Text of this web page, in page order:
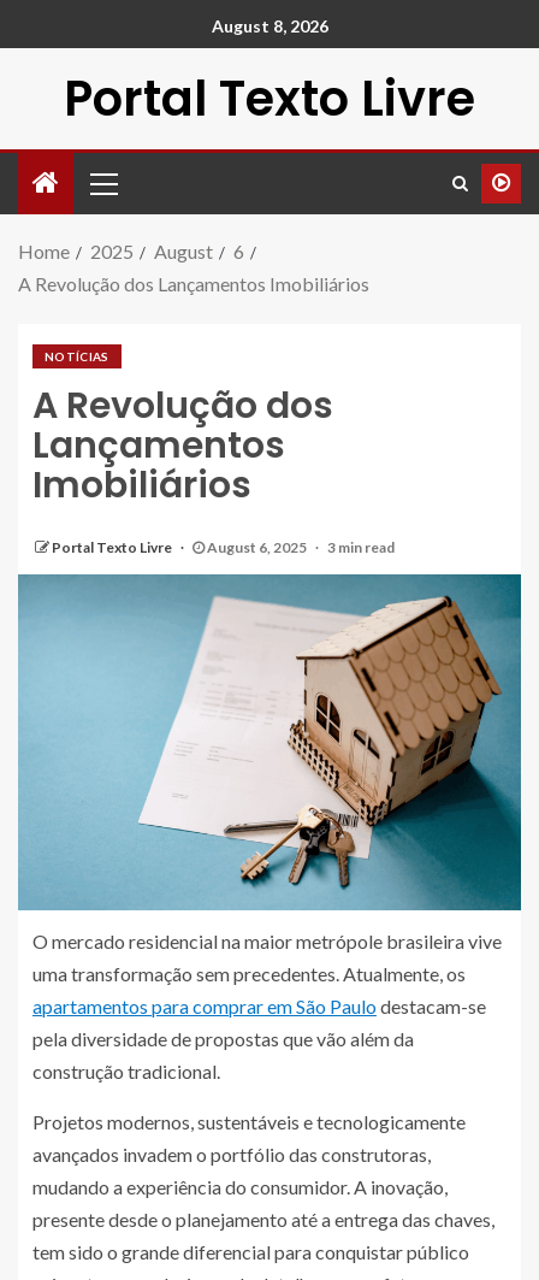
August 8, 2026
Portal Texto Livre
Home 2025 August
6
A Revolução dos Lançamentos Imobiliários
NOTÍCIAS
A Revolução dos
Lançamentos
Imobiliários
Portal Texto Livre August 6, 2025 3 min read
O mercado residencial na maior metrópole brasileira vive
uma transformação sem precedentes. Atualmente, os
apartamentos para comprar em São Paulodestacam-se
pela diversidade de propostas que vão além da
construção tradicional.
Projetos modernos, sustentáveis e tecnologicamente
avançados invadem o portfólio das construtoras,
mudando a experiência do consumidor. A inovação,
presente desde o planejamento até a entrega das chaves,
tem sido o grande diferencial para conquistar público